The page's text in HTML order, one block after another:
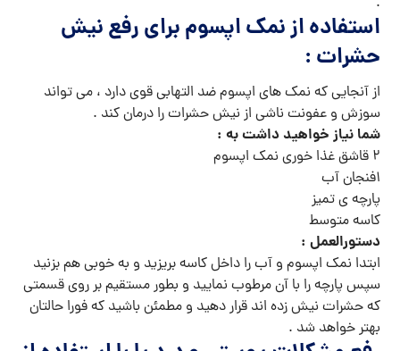
استفاده از نمک اپسوم برای رفع نیش
حشرات :
از آنجایی که نمک های اپسوم ضد التهابی قوی دارد ، می تواند
سوزش و عفونت ناشی از نیش حشرات را درمان کند .
شما نیاز خواهید داشت به :
۲ قاشق غذا خوری نمک اپسوم
۱فنجان آب
پارچه ی تمیز
کاسه متوسط
دستورالعمل :
ابتدا نمک اپسوم و آب را داخل کاسه بریزید و به خوبی هم بزنید
سپس پارچه را با آن مرطوب نمایید و بطور مستقیم بر روی قسمتی
که حشرات نیش زده اند قرار دهید و مطمئن باشید که فورا حالتان
بهتر خواهد شد .